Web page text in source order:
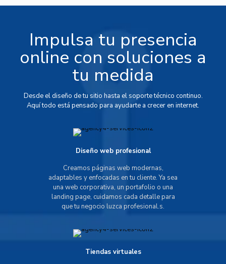
Impulsa tu presencia
online con soluciones a
tu medida
Desde el diseño de tu sitio hasta el soporte técnico continuo.
Aquí todo está pensado para ayudarte a crecer en internet.
Diseño web profesional
Creamos páginas web modernas,
adaptables y enfocadas en tu cliente. Ya sea
una web corporativa, un portafolio o una
landing page, cuidamos cada detalle para
que tu negocio luzca profesional.s.
Tiendas virtuales